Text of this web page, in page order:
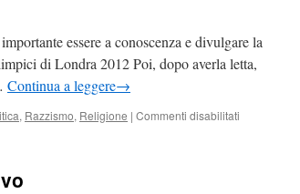
essere a conoscenza e divulgare la
di Londra 2012 Poi, dopo averla letta,
Continua a leggere→
, Razzismo, Religione | Commenti disabilitati